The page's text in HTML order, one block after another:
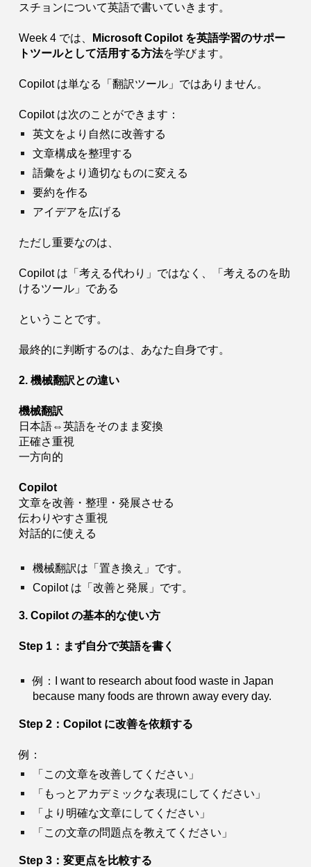
スチョンについて英語で書いていきます。
Week 4 では、
Microsoft Copilot を英語学習のサポー
トツールとして活用する方法を学びます。
Copilot は単なる「翻訳ツール」ではありません。
Copilot は次のことができます：
英文をより自然に改善する
文章構成を整理する
語彙をより適切なものに変える
要約を作る
アイデアを広げる
ただし重要なのは、
Copilot は「考える代わり」ではなく、「考えるのを助
けるツール」である
ということです。
最終的に判断するのは、あなた自身です。
2. 機械翻訳との違い
機械翻訳
日本語⇔英語をそのまま変換
正確さ重視
一方向的
Copilot
文章を改善・整理・発展させる
伝わりやすさ重視
対話的に使える
機械翻訳は「置き換え」です。
Copilot は「改善と発展」です。
3. Copilot の基本的な使い方
Step 1：まず自分で英語を書く
例：I want to research about food waste in Japan
because many foods are thrown away every day.
Step 2：Copilot に改善を依頼する
例：
「この文章を改善してください」
「もっとアカデミックな表現にしてください」
「より明確な文章にしてください」
「この文章の問題点を教えてください」
Step 3：変更点を比較する